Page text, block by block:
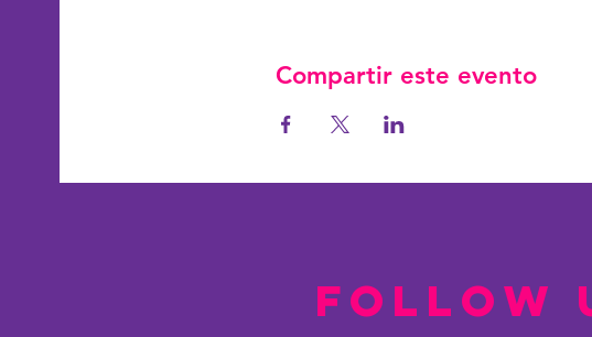
Compartir este evento
Follow